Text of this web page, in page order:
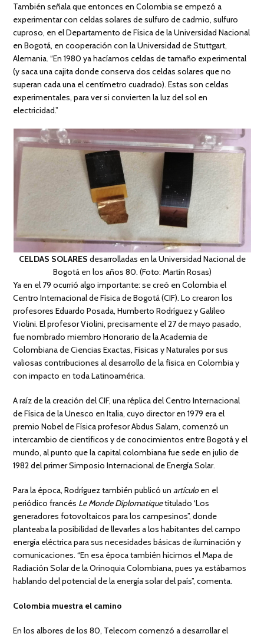
También señala que entonces en Colombia se empezó a
experimentar con celdas solares de sulfuro de cadmio, sulfuro
cuproso, en el Departamento de Física de la Universidad Nacional
en Bogotá, en cooperación con la Universidad de Stuttgart,
Alemania. “En 1980 ya hacíamos celdas de tamaño experimental
(y saca una cajita donde conserva dos celdas solares que no
superan cada una el centímetro cuadrado). Estas son celdas
experimentales, para ver si convierten la luz del sol en
electricidad.”
CELDAS SOLARES desarrolladas en la Universidad Nacional de
Bogotá en los años 80. (Foto: Martín Rosas)
Ya en el 79 ocurrió algo importante: se creó en Colombia el
Centro Internacional de Física de Bogotá (CIF). Lo crearon los
profesores Eduardo Posada, Humberto Rodríguez y Galileo
Violini. El profesor Violini, precisamente el 27 de mayo pasado,
fue nombrado miembro Honorario de la Academia de
Colombiana de Ciencias Exactas, Físicas y Naturales por sus
valiosas contribuciones al desarrollo de la física en Colombia y
con impacto en toda Latinoamérica.
A raíz de la creación del CIF, una réplica del Centro Internacional
de Física de la Unesco en Italia, cuyo director en 1979 era el
premio Nobel de Física profesor Abdus Salam, comenzó un
intercambio de científicos y de conocimientos entre Bogotá y el
mundo, al punto que la capital colombiana fue sede en julio de
1982 del primer Simposio Internacional de Energía Solar.
Para la época, Rodríguez también publicó unartículoen el
periódico francés Le Monde Diplomatiquetitulado ‘Los
generadores fotovoltaicos para los campesinos”, donde
planteaba la posibilidad de llevarles a los habitantes del campo
energía eléctrica para sus necesidades básicas de iluminación y
comunicaciones. “En esa época también hicimos el Mapa de
Radiación Solar de la Orinoquia Colombiana, pues ya estábamos
hablando del potencial de la energía solar del país”, comenta.
Colombia muestra el camino
En los albores de los 80, Telecom comenzó a desarrollar el